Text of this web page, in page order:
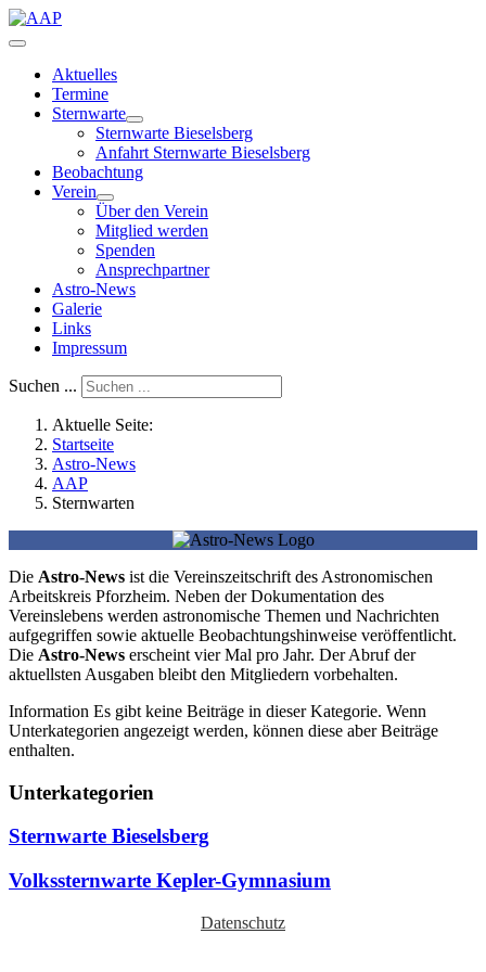
Aktuelles
Termine
Sternwarte
Sternwarte Bieselsberg
Anfahrt Sternwarte Bieselsberg
Beobachtung
Verein
Über den Verein
Mitglied werden
Spenden
Ansprechpartner
Astro-News
Galerie
Links
Impressum
Suchen ...
Aktuelle Seite:
Startseite
Astro-News
AAP
Sternwarten
Die Astro-News ist die Vereinszeitschrift des Astronomischen
Arbeitskreis Pforzheim. Neben der Dokumentation des
Vereinslebens werden astronomische Themen und Nachrichten
aufgegriffen sowie aktuelle Beobachtungshinweise veröffentlicht.
Die Astro-News erscheint vier Mal pro Jahr. Der Abruf der
aktuellsten Ausgaben bleibt den Mitgliedern vorbehalten.
Information Es gibt keine Beiträge in dieser Kategorie. Wenn
Unterkategorien angezeigt werden, können diese aber Beiträge
enthalten.
Unterkategorien
Sternwarte Bieselsberg
Volkssternwarte Kepler-Gymnasium
Datenschutz